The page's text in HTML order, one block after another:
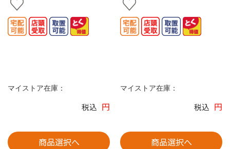
マイストア在庫：
税込 円
商品選択へ
マイストア在庫：
税込 円
商品選択へ